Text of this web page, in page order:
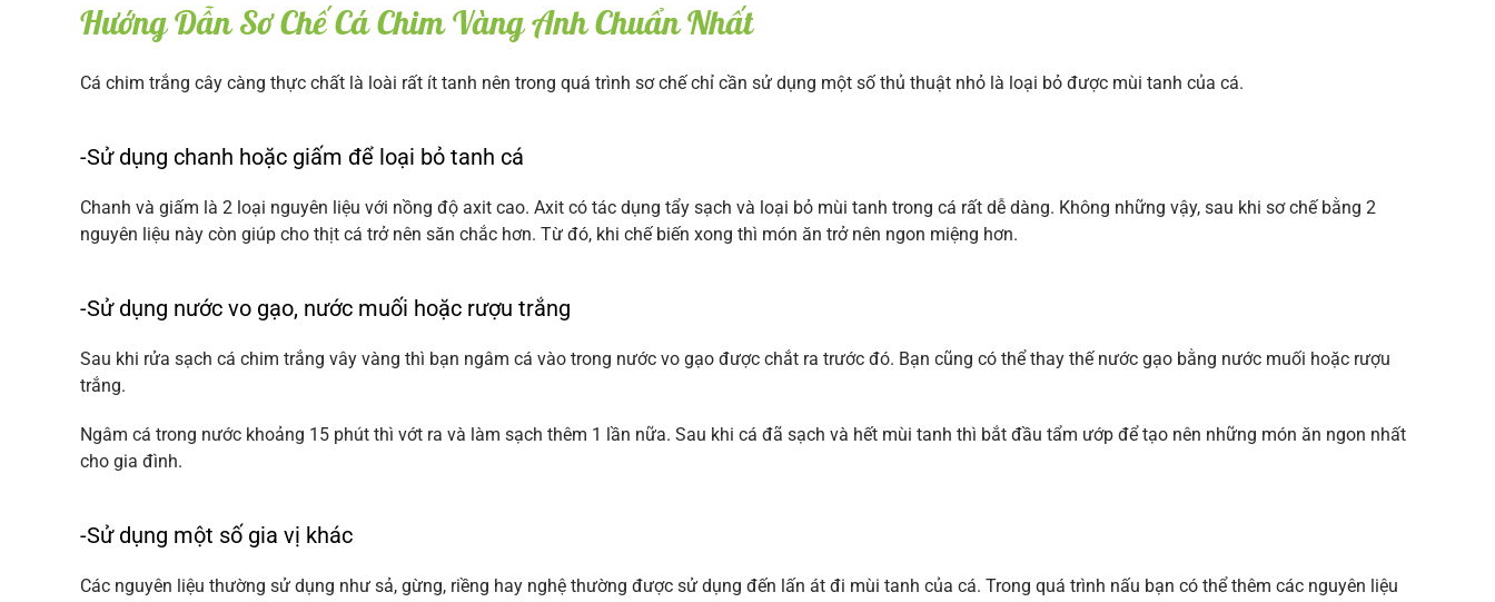
Hướng Dẫn Sơ Chế Cá Chim Vàng Anh Chuẩn Nhất
Cá chim trắng cây càng thực chất là loài rất ít tanh nên trong quá trình sơ chế chỉ cần sử dụng một số thủ thuật nhỏ là loại bỏ được mùi tanh của cá.
-Sử dụng chanh hoặc giấm để loại bỏ tanh cá
Chanh và giấm là 2 loại nguyên liệu với nồng độ axit cao. Axit có tác dụng tẩy sạch và loại bỏ mùi tanh trong cá rất dễ dàng. Không những vậy, sau khi sơ chế bằng 2
nguyên liệu này còn giúp cho thịt cá trở nên săn chắc hơn. Từ đó, khi chế biến xong thì món ăn trở nên ngon miệng hơn.
-Sử dụng nước vo gạo, nước muối hoặc rượu trắng
Sau khi rửa sạch cá chim trắng vây vàng thì bạn ngâm cá vào trong nước vo gạo được chắt ra trước đó. Bạn cũng có thể thay thế nước gạo bằng nước muối hoặc rượu
trắng.
Ngâm cá trong nước khoảng 15 phút thì vớt ra và làm sạch thêm 1 lần nữa. Sau khi cá đã sạch và hết mùi tanh thì bắt đầu tẩm ướp để tạo nên những món ăn ngon nhất
cho gia đình.
-Sử dụng một số gia vị khác
Các nguyên liệu thường sử dụng như sả, gừng, riềng hay nghệ thường được sử dụng đến lấn át đi mùi tanh của cá. Trong quá trình nấu bạn có thể thêm các nguyên liệu